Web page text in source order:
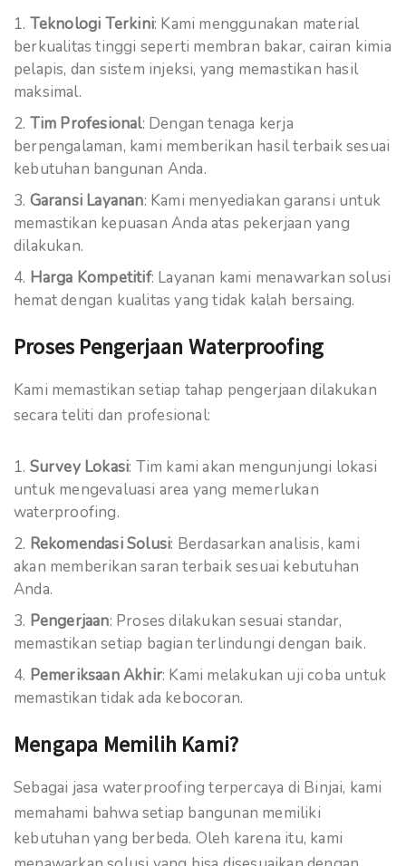
Teknologi Terkini: Kami menggunakan material
berkualitas tinggi seperti membran bakar, cairan kimia
pelapis, dan sistem injeksi, yang memastikan hasil
maksimal.
Tim Profesional: Dengan tenaga kerja
berpengalaman, kami memberikan hasil terbaik sesuai
kebutuhan bangunan Anda.
Garansi Layanan: Kami menyediakan garansi untuk
memastikan kepuasan Anda atas pekerjaan yang
dilakukan.
Harga Kompetitif: Layanan kami menawarkan solusi
hemat dengan kualitas yang tidak kalah bersaing.
Proses Pengerjaan Waterproofing
Kami memastikan setiap tahap pengerjaan dilakukan
secara teliti dan profesional:
Survey Lokasi: Tim kami akan mengunjungi lokasi
untuk mengevaluasi area yang memerlukan
waterproofing.
Rekomendasi Solusi: Berdasarkan analisis, kami
akan memberikan saran terbaik sesuai kebutuhan
Anda.
Pengerjaan: Proses dilakukan sesuai standar,
memastikan setiap bagian terlindungi dengan baik.
Pemeriksaan Akhir: Kami melakukan uji coba untuk
memastikan tidak ada kebocoran.
Mengapa Memilih Kami?
Sebagai jasa waterproofing terpercaya di Binjai, kami
memahami bahwa setiap bangunan memiliki
kebutuhan yang berbeda. Oleh karena itu, kami